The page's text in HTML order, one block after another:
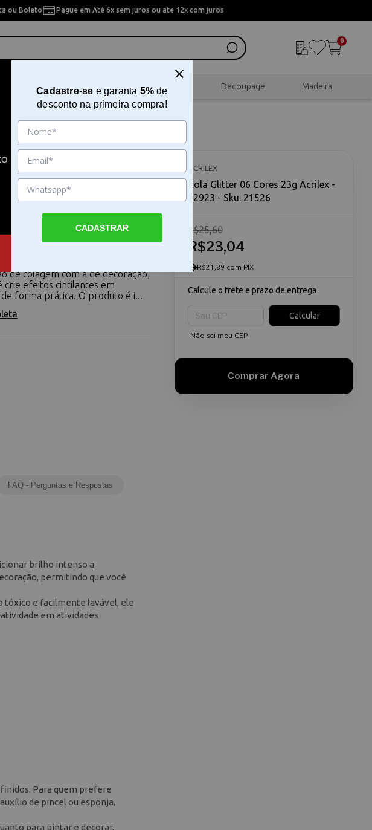
ou Boleto Pague em Até 6x sem juros ou ate 12x com juros
0
Pintura Artesanal Scrapbook Decoupage Madeira
23g Acrilex - 02923
23g Acrilex - A Cola Glitter 06
como uma ferramenta
de colagem com a de decoração,
crie efeitos cintilantes em
forma prática. O produto é i...
ACRILEX
Cola Glitter 06 Cores 23g Acrilex -
02923 - Sku. 21526
R$23,04
R$25,60
R$21,89 com PIX
Calcule o frete e prazo de entrega
Calcular
Não sei meu CEP
FAQ - Perguntas e Respostas
brilho intenso a
permitindo que você
tóxico e facilmente lavável, ele
em atividades
Para quem prefere
de pincel ou esponja,
para pintar e decorar,
Cadastre-se e garanta 5%de
desconto na primeira compra!
CADASTRAR